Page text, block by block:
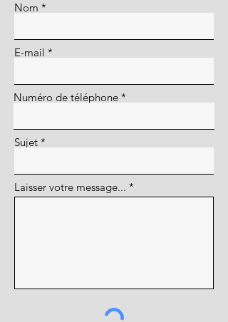
Nom
E-mail
Numéro de téléphone
Sujet
Laisser votre message...